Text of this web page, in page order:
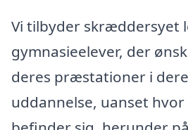
Vi tilbyder skræddersyet
gymnasieelever, der
deres præstationer i
uddannelse, uanset